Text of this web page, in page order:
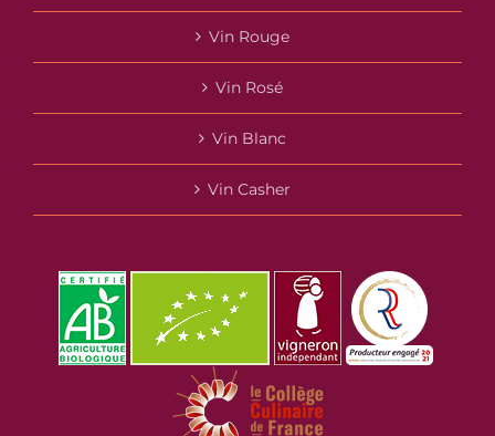
Vin Rouge
Vin Rosé
Vin Blanc
Vin Casher